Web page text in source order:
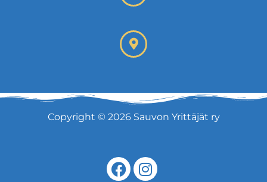
Copyright © 2026 Sauvon Yrittäjät ry